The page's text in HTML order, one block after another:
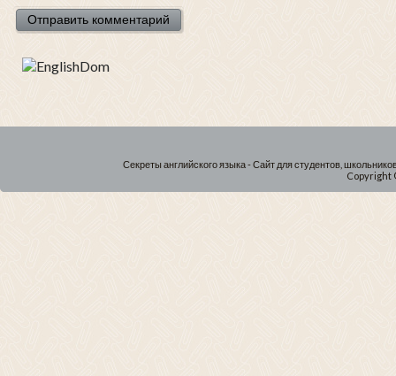
Секреты английского языка - Сайт для студентов,
Copyright